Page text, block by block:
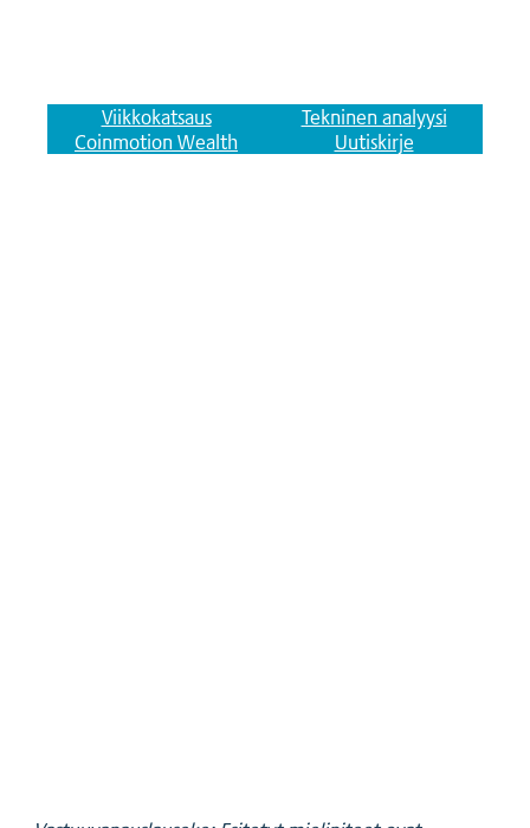
Viikkokatsaus
Tekninen analyysi
Coinmotion Wealth
Uutiskirje